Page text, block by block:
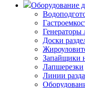
Оборудование
Генераторы
Доски
Запайщики
Лапшерезки
Линии